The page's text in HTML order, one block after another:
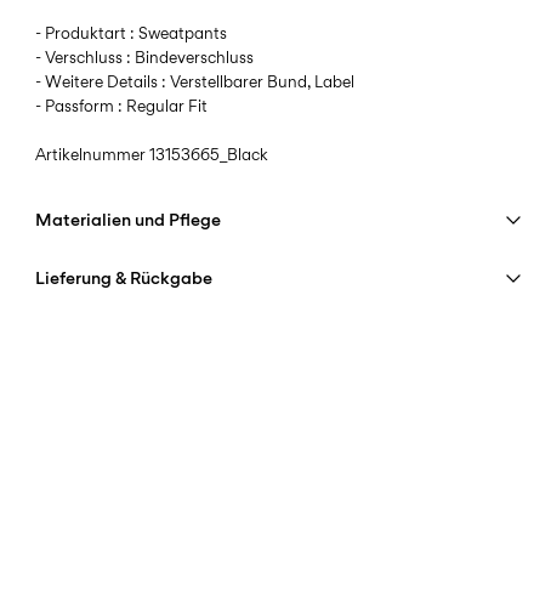
- Produktart : Sweatpants
- Verschluss : Bindeverschluss
- Weitere Details : Verstellbarer Bund, Label
- Passform : Regular Fit
Artikelnummer13153665_Black
Materialien und Pflege
Lieferung & Rückgabe